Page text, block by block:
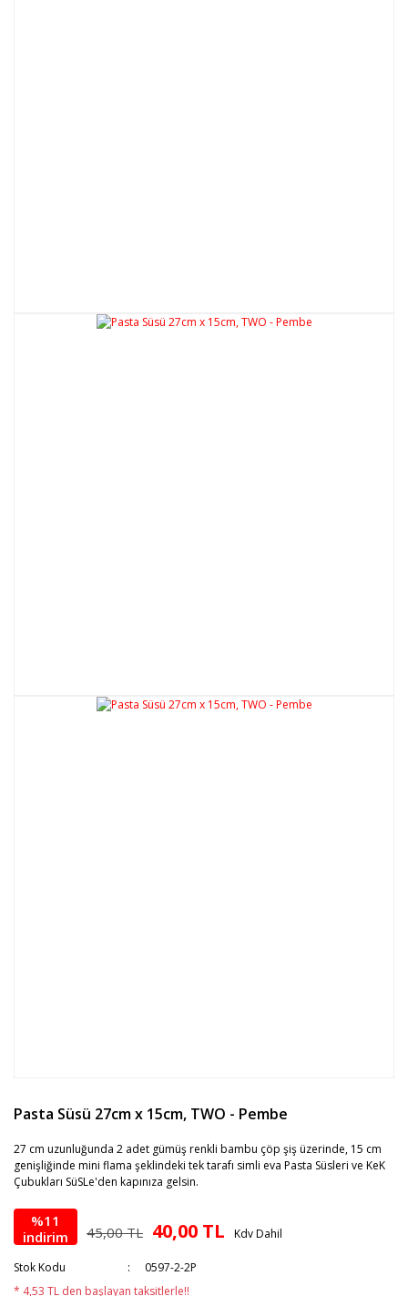
Pasta Süsü 27cm x 15cm, TWO - Pembe
27 cm uzunluğunda 2 adet gümüş renkli bambu çöp şiş üzerinde, 15 cm
genişliğinde mini flama şeklindeki tek tarafı simli eva Pasta Süsleri ve KeK
Çubukları SüSLe'den kapınıza gelsin.
%11
indirim
45,00 TL 40,00 TL Kdv Dahil
Stok Kodu
0597-2-2P
* 4,53 TL den başlayan taksitlerle!!